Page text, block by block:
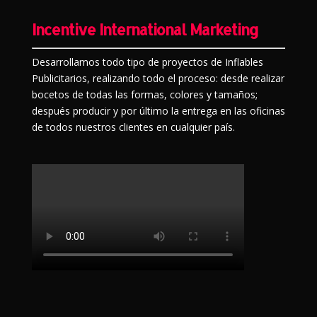
Incentive International Marketing
Desarrollamos todo tipo de proyectos de Inflables
Publicitarios, realizando todo el proceso: desde realizar
bocetos de todas las formas, colores y tamaños;
después producir y por último la entrega en las oficinas
de todos nuestros clientes en cualquier país.